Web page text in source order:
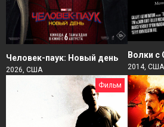
Человек-паук: Новый день
2026, США
Волки с
2014, США
Фильм